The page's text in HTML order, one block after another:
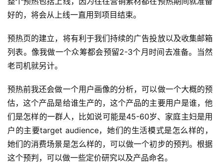
好的，将会从上线一直用到项目结束。
预热页的建立，将有利于我们持续的广告投放以及收集邮箱
列表。像我做一个众筹都会预留2-3个月时间去准备。当然
老司机就另计。
预热前我还会做一个用户画像的分析，可以做一个大概的预
估，这个产品是给谁生产的，这个产品的主要用户是谁，他
们是怎样的一群人，比如说可能是45-60岁、家庭主妇是用
户的主要target audience，她们的生活模式是怎么样的，
她们的消费场景是怎么样的，可以做一个初步的预判。根据
这个预判，可以做一些定价研究以及产品命名。